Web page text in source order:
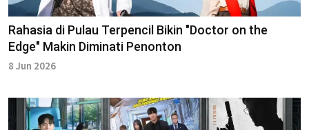
Rahasia di Pulau Terpencil Bikin "Doctor on the
Edge" Makin Diminati Penonton
8 Jun 2026